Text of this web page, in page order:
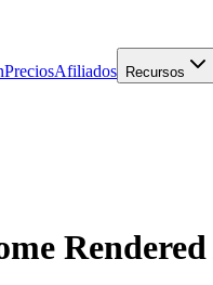
PreciosAfiliados Recursos